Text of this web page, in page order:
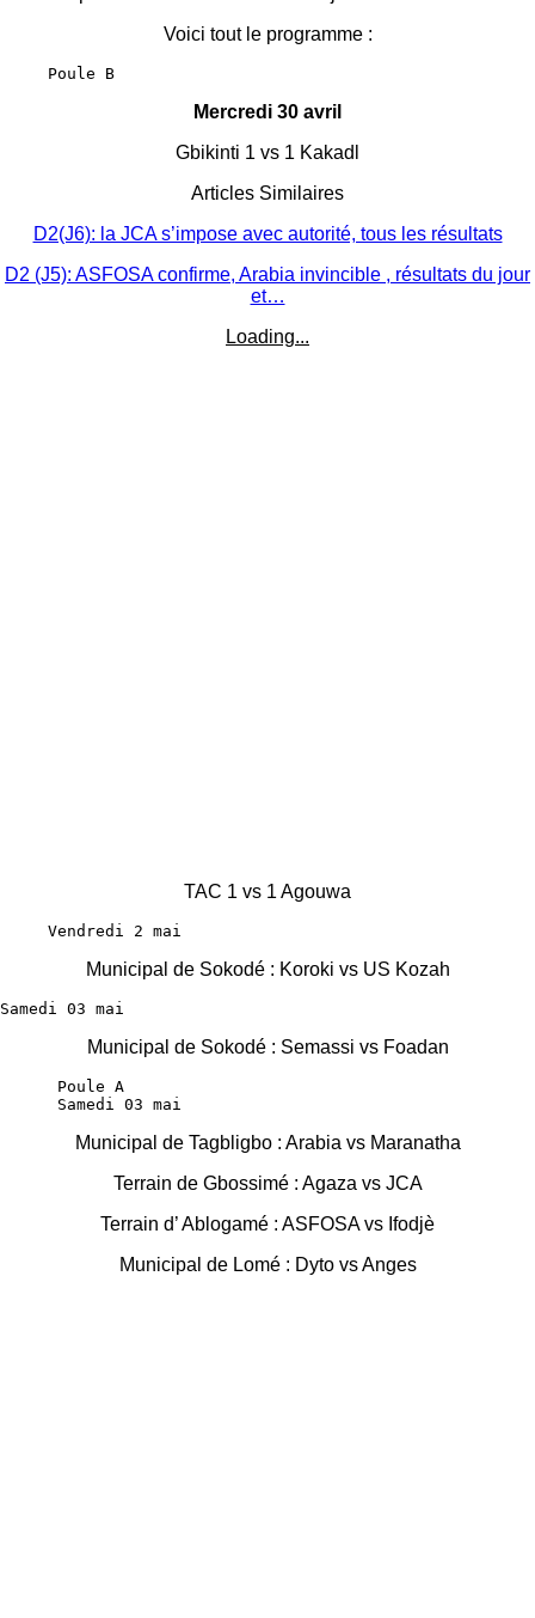
Voici tout le programme :
     Poule B
Mercredi 30 avril
Gbikinti 1 vs 1 Kakadl
Articles Similaires
D2(J6): la JCA s’impose avec autorité, tous les résultats
D2 (J5): ASFOSA confirme, Arabia invincible , résultats du jour
et…
Loading...
TAC 1 vs 1 Agouwa
     Vendredi 2 mai
Municipal de Sokodé : Koroki vs US Kozah
Samedi 03 mai
Municipal de Sokodé : Semassi vs Foadan
      Samedi 03 mai
Municipal de Tagbligbo : Arabia vs Maranatha
Terrain de Gbossimé : Agaza vs JCA
Terrain d’ Ablogamé : ASFOSA vs Ifodjè
Municipal de Lomé : Dyto vs Anges